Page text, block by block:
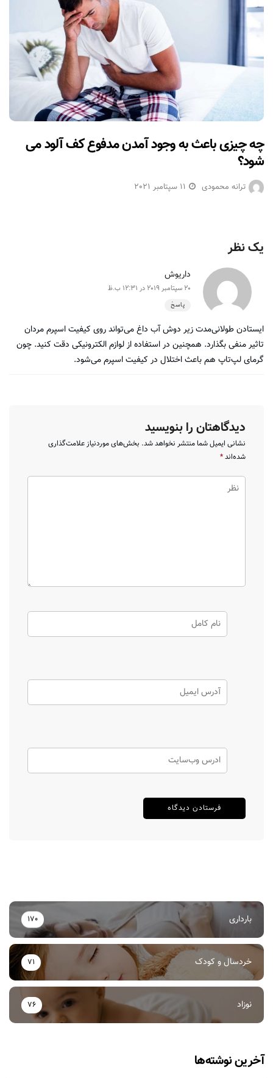
چه چیزی باعث به وجود آمدن مدفوع کف آلود می
شود؟
ترانه محمودی 11 سپتامبر 2021
یک نظر
داریوش
20 سپتامبر 2019 در 12:31 ب.ظ
پاسخ
ایستادن طولانی‌مدت زیر دوش آب داغ می‌تواند روی کیفیت اسپرم مردان
تاثیر منفی بگذارد. همچنین در استفاده از لوازم الکترونیکی دقت کنید. چون
گرمای لپ‌تاپ هم باعث اختلال در کیفیت اسپرم می‌شود.
دیدگاهتان را بنویسید
نشانی ایمیل شما منتشر نخواهد شد. بخش‌های موردنیاز علامت‌گذاری
شده‌اند*
بارداری 170
خردسال و کودک 71
نوزاد 76
آخرین نوشته‌ها